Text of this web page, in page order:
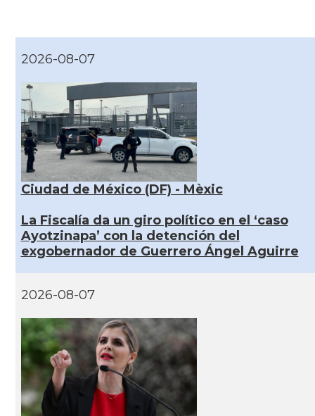
2026-08-07
Ciudad de México (DF) - Mèxic
La Fiscalía da un giro político en el ‘caso
Ayotzinapa’ con la detención del
exgobernador de Guerrero Ángel Aguirre
2026-08-07